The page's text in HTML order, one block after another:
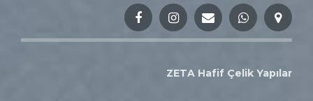
ZETA Hafif Çelik Yapılar